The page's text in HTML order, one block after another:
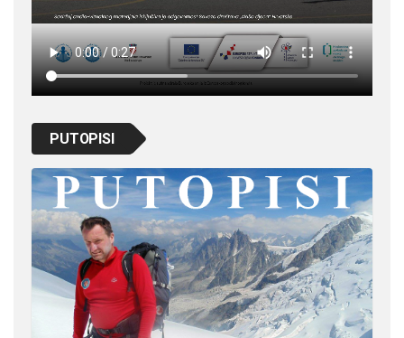
PUTOPISI